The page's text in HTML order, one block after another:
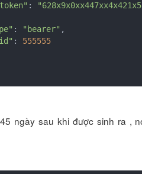
:
: "bearer" ,
: 555555
ngày sau khi được sinh ra ,